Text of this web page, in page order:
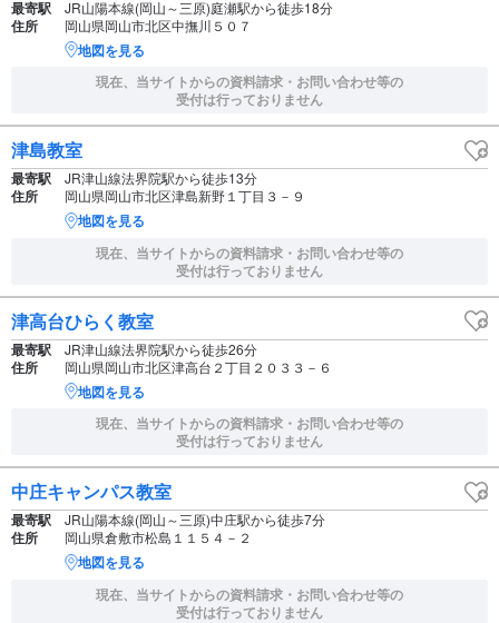
最寄駅 JR山陽本線(岡山～三原)庭瀬駅から徒歩18分
住所 岡山県岡山市北区中撫川５０７
地図を見る
現在、当サイトからの資料請求・お問い合わせ等の
受付は行っておりません
津島教室
最寄駅 JR津山線法界院駅から徒歩13分
住所 岡山県岡山市北区津島新野１丁目３－９
地図を見る
現在、当サイトからの資料請求・お問い合わせ等の
受付は行っておりません
津高台ひらく教室
最寄駅 JR津山線法界院駅から徒歩26分
住所 岡山県岡山市北区津高台２丁目２０３３－６
地図を見る
現在、当サイトからの資料請求・お問い合わせ等の
受付は行っておりません
中庄キャンパス教室
最寄駅 JR山陽本線(岡山～三原)中庄駅から徒歩7分
住所 岡山県倉敷市松島１１５４－２
地図を見る
現在、当サイトからの資料請求・お問い合わせ等の
受付は行っておりません